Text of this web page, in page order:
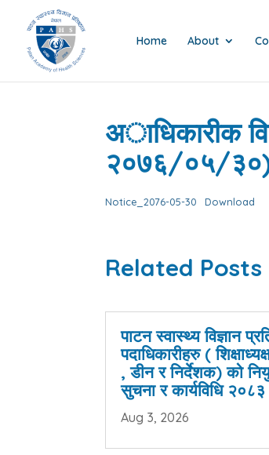
Home About
अाधिकारीक
२०७६/०५/
Notice_2076-05-30 Download
Related Posts
पाटन स्वास्थ्य विज्ञान
पदाधिकारीहरु (
, डीन र निर्देशक) को
सुचना र कार्यविधि
Aug 3, 2026